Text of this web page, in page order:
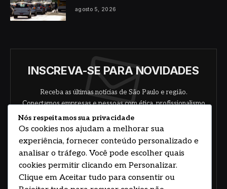
agosto 5, 2026
INSCREVA-SE PARA NOVIDADES
Receba as últimas notícias de São Paulo e região.
Conectamos empresas e pessoas com ética, profissionalismo
e responsabilidade.
Nós respeitamos sua privacidade
Os cookies nos ajudam a melhorar sua
experiência, fornecer conteúdo personalizado e
analisar o tráfego. Você pode escolher quais
cookies permitir clicando em Personalizar.
Clique em Aceitar tudo para consentir ou